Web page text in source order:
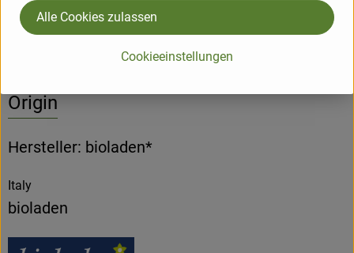
Product sheet
Origin
Hersteller: bioladen*
Italy
bioladen
Cookieeinstellungen
Alle Cookies zulassen